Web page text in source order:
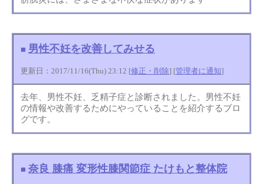
■ 男性不妊を改善してみせる
更新日：2017/11/16(Thu) 23:12 [修正・削除] [管理者に通知]
去年、男性不妊、乏精子症と診断されました。男性不妊
の情報や改善するためにやっていることを紹介するブロ
グです。
■ 奈良 膝痛 変形性膝関節症 たけもと整体院